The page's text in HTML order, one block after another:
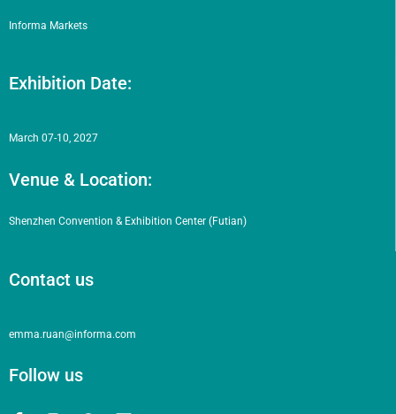
Informa Markets
Exhibition Date:
March 07-10, 2027
Venue & Location:
Shenzhen Convention & Exhibition Center (Futian)
Contact us
emma.ruan@informa.com
Follow us